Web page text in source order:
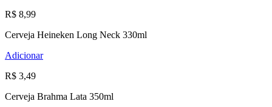
R$ 8,99
Cerveja Heineken Long Neck 330ml
Adicionar
R$ 3,49
Cerveja Brahma Lata 350ml